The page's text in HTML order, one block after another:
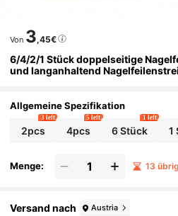
Von 3,45€
6/4/2/1 Stück doppelseitige
und langanhaltend
ierte Form- und Polierstreifen,
ger und Nagelstudios, Nagelfeile
Allgemeine Spezifikation
2pcs
3 left
4pcs
5 left
6 Stück
1 left
1
Menge: 13 übrig
Versand nach Austria